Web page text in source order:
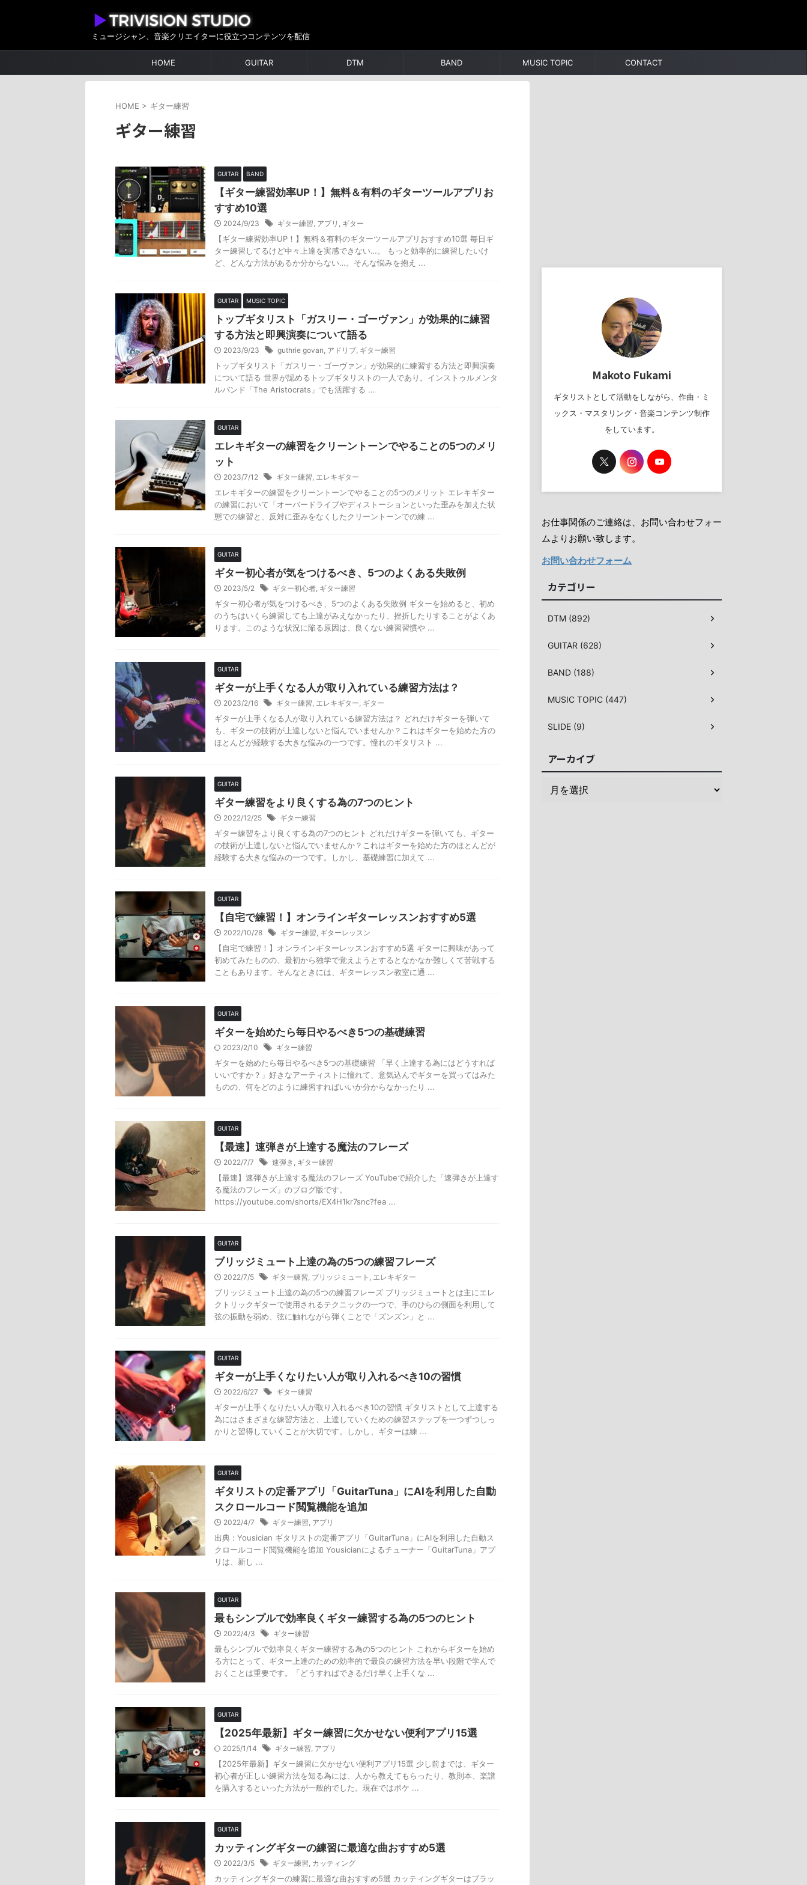
ミュージシャン、音楽クリエイターに役立つコンテンツを配信
HOME GUITAR DTM BAND MUSIC TOPIC CONTACT
HOME > ギター練習
ギター練習
GUITAR BAND
【ギター練習効率UP！】無料＆有料のギターツールアプリお
すすめ10選
2024/9/23 ギター練習, アプリ , ギター
【ギター練習効率UP！】無料＆有料のギターツールアプリおすすめ10選 毎日ギ
ター練習してるけど中々上達を実感できない…。 もっと効率的に練習したいけ
ど、どんな方法があるか分からない…。そんな悩みを抱え ...
GUITAR MUSIC TOPIC
トップギタリスト「ガスリー・ゴーヴァン」が効果的に練習
する方法と即興演奏について語る
2023/9/23 guthrie govan, アドリブ, ギター練習
トップギタリスト「ガスリー・ゴーヴァン」が効果的に練習する方法と即興演奏
について語る 世界が認めるトップギタリストの一人であり。インストゥルメンタ
ルバンド「The Aristocrats」でも活躍する ...
GUITAR
エレキギターの練習をクリーントーンでやることの5つのメリ
ット
2023/7/12 ギター練習, エレキギター
エレキギターの練習をクリーントーンでやることの5つのメリット エレキギター
の練習において「オーバードライブやディストーションといった歪みを加えた状
態での練習と、反対に歪みをなくしたクリーントーンでの練 ...
GUITAR
ギター初心者が気をつけるべき、5つのよくある失敗例
2023/5/2 ギター初心者, ギター練習
ギター初心者が気をつけるべき、5つのよくある失敗例 ギターを始めると、初め
のうちはいくら練習しても上達がみえなかったり、挫折したりすることがよくあ
ります。このような状況に陥る原因は、良くない練習習慣や ...
GUITAR
ギターが上手くなる人が取り入れている練習方法は？
2023/2/16 ギター練習, エレキギター, ギター
ギターが上手くなる人が取り入れている練習方法は？ どれだけギターを弾いて
も、ギターの技術が上達しないと悩んでいませんか？これはギターを始めた方の
ほとんどが経験する大きな悩みの一つです。憧れのギタリスト ...
GUITAR
ギター練習をより良くする為の7つのヒント
2022/12/25 ギター練習
ギター練習をより良くする為の7つのヒント どれだけギターを弾いても、ギター
の技術が上達しないと悩んでいませんか？これはギターを始めた方のほとんどが
経験する大きな悩みの一つです。しかし、基礎練習に加えて ...
GUITAR
【自宅で練習！】オンラインギターレッスンおすすめ5選
2022/10/28 ギター練習, ギターレッスン
【自宅で練習！】オンラインギターレッスンおすすめ5選 ギターに興味があって
初めてみたものの、最初から独学で覚えようとするとなかなか難しくて苦戦する
こともあります。そんなときには、ギターレッスン教室に通 ...
GUITAR
ギターを始めたら毎日やるべき5つの基礎練習
2023/2/10 ギター練習
ギターを始めたら毎日やるべき5つの基礎練習 「早く上達する為にはどうすれば
いいですか？」好きなアーティストに憧れて、意気込んでギターを買ってはみた
ものの、何をどのように練習すればいいか分からなかったり ...
GUITAR
【最速】速弾きが上達する魔法のフレーズ
2022/7/7 速弾き , ギター練習
【最速】速弾きが上達する魔法のフレーズ YouTubeで紹介した「速弾きが上達す
る魔法のフレーズ」のブログ版です。
https://youtube.com/shorts/EX4H1kr7snc?fea ...
GUITAR
ブリッジミュート上達の為の5つの練習フレーズ
2022/7/5 ギター練習, ブリッジミュート , エレキギター
ブリッジミュート上達の為の5つの練習フレーズ ブリッジミュートとは主にエレ
クトリックギターで使用されるテクニックの一つで、手のひらの側面を利用して
弦の振動を弱め、弦に触れながら弾くことで「ズンズン」と ...
GUITAR
ギターが上手くなりたい人が取り入れるべき10の習慣
2022/6/27 ギター練習
ギターが上手くなりたい人が取り入れるべき10の習慣 ギタリストとして上達する
為にはさまざまな練習方法と、上達していくための練習ステップを一つずつしっ
かりと習得していくことが大切です。しかし、ギターは練 ...
GUITAR
ギタリストの定番アプリ「GuitarTuna」にAIを利用した自動
スクロールコード閲覧機能を追加
2022/4/7 ギター練習, アプリ
出典 : Yousician ギタリストの定番アプリ「GuitarTuna」にAIを利用した自動ス
クロールコード閲覧機能を追加 Yousicianによるチューナー「GuitarTuna」アプ
リは、新し ...
GUITAR
最もシンプルで効率良くギター練習する為の5つのヒント
2022/4/3 ギター練習
最もシンプルで効率良くギター練習する為の5つのヒント これからギターを始め
る方にとって、ギター上達のための効率的で最良の練習方法を早い段階で学んで
おくことは重要です。「どうすればできるだけ早く上手くな ...
GUITAR
【2025年最新】ギター練習に欠かせない便利アプリ15選
2025/1/14 ギター練習, アプリ
【2025年最新】ギター練習に欠かせない便利アプリ15選 少し前までは、ギター
初心者が正しい練習方法を知る為には、人から教えてもらったり、教則本、楽譜
を購入するといった方法が一般的でした。現在ではポケ ...
GUITAR
カッティングギターの練習に最適な曲おすすめ5選
2022/3/5 ギター練習, カッティング
カッティングギターの練習に最適な曲おすすめ5選 カッティングギターはブラッ
Makoto Fukami
ギタリストとして活動をしながら、作曲・ミ
ックス・マスタリング・音楽コンテンツ制作
をしています。
お仕事関係のご連絡は、お問い合わせフォー
ムよりお願い致します。
お問い合わせフォーム
カテゴリー
DTM (892)
GUITAR (628)
BAND (188)
MUSIC TOPIC (447)
SLIDE (9)
アーカイブ